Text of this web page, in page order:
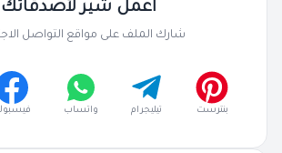
اعمل شير لأصدقائك
شارك الملف على مواقع التواصل
بنترست تيليجرام واتساب